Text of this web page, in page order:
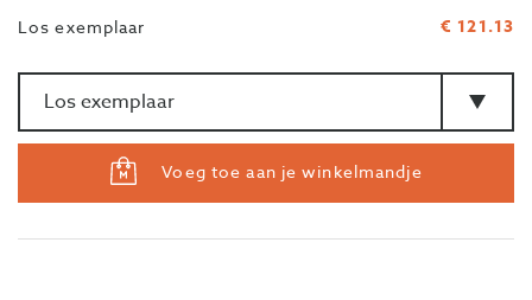
Los exemplaar
€ 121.13
Voeg toe aan je winkelmandje